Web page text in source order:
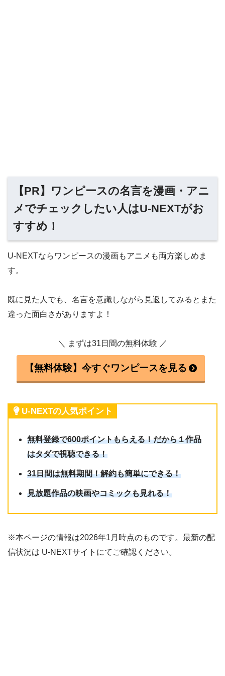
【PR】ワンピースの名言を漫画・アニ
メでチェックしたい人はU-NEXTがお
すすめ！
U-NEXTならワンピースの漫画もアニメも両方楽しめま
す。
既に見た人でも、名言を意識しながら見返してみるとまた
違った面白さがありますよ！
＼ まずは31日間の無料体験 ／
【無料体験】今すぐワンピースを見る
U-NEXTの人気ポイント
無料登録で600ポイントもらえる！だから１作品
はタダで視聴できる！
31日間は無料期間！解約も簡単にできる！
見放題作品の映画やコミックも見れる！
※本ページの情報は2026年1月時点のものです。最新の配
信状況は U-NEXTサイトにてご確認ください。